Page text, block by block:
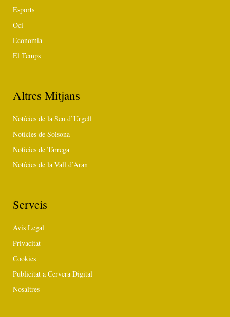
Esports
Oci
Economia
El Temps
Altres Mitjans
Notícies de la Seu d’Urgell
Notícies de Solsona
Notícies de Tàrrega
Notícies de la Vall d’Aran
Serveis
Avís Legal
Privacitat
Cookies
Publicitat a Cervera Digital
Nosaltres